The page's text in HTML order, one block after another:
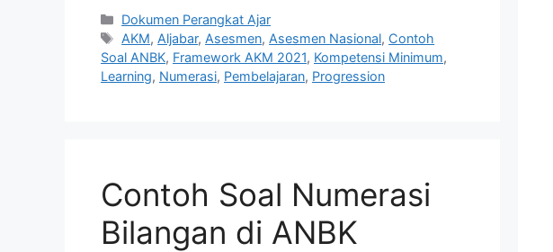
Kategori
Dokumen Perangkat Ajar
Tag
AKM, Aljabar, Asesmen, Asesmen Nasional, Contoh
Soal ANBK, Framework AKM 2021, Kompetensi Minimum,
Learning, Numerasi, Pembelajaran, Progression
Contoh Soal Numerasi
Bilangan di ANBK